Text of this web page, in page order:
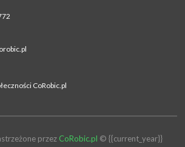
CoRobic.pl
przez CoRobic.pl © {{current_year}}